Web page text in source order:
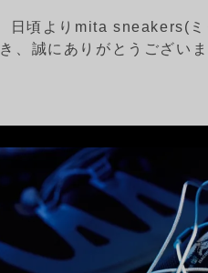
日頃よりmita sneakers(
き、誠にありがとうござい